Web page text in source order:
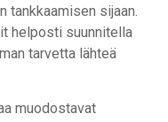
tankkaamisen sijaan.
helposti suunnitella
tarvetta lähteä
muodostavat